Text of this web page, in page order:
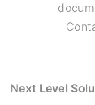
Next Level